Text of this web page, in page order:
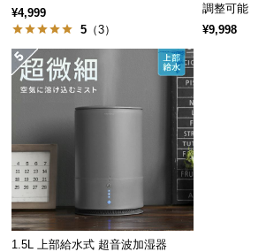
会
規
約
い
て
お
客
¥4,999
5 （3）
調整可能
¥9,998
1.5L 上部給水式 超音波加湿器